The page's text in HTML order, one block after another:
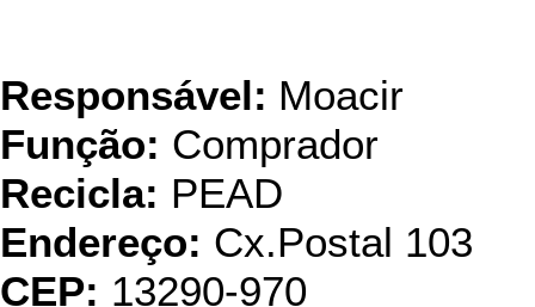
Responsável: Moacir
Função: Comprador
Recicla: PEAD
Endereço: Cx.Postal 103
CEP: 13290-970